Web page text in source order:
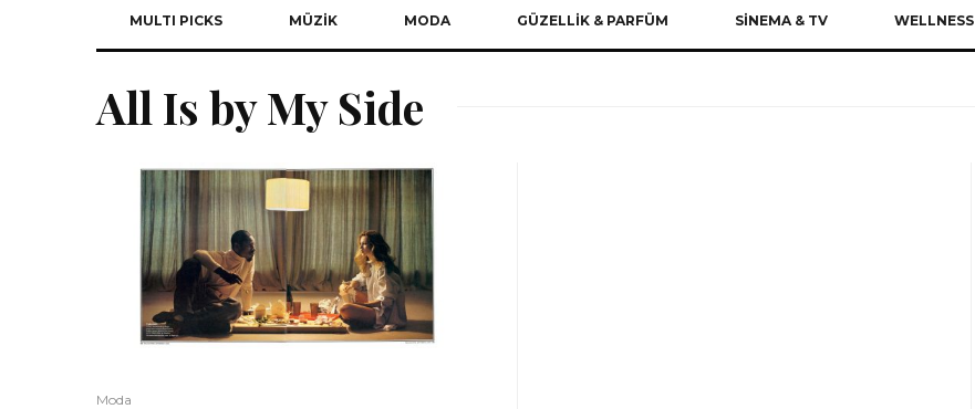
MULTI PICKS MÜZİK MODA GÜZELLİK & PARFÜM SİNEMA & TV
All Is by My Side
Moda